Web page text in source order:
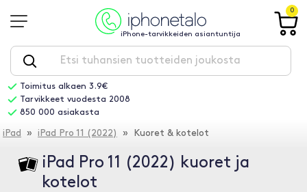
iPhone-tarvikkeiden asiantuntija
0
Toimitus alkaen 3.9€
Tarvikkeet vuodesta 2008
850 000 asiakasta
iPad » iPad Pro 11 (2022) » Kuoret & kotelot
iPad Pro 11 (2022) kuoret ja
kotelot